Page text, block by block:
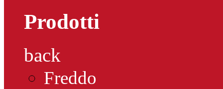
Prodotti
back
Freddo